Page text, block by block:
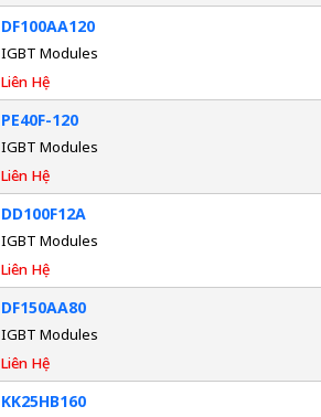
DF100AA120
IGBT Modules
Liên Hệ
PE40F-120
IGBT Modules
Liên Hệ
DD100F12A
IGBT Modules
Liên Hệ
DF150AA80
IGBT Modules
Liên Hệ
KK25HB160